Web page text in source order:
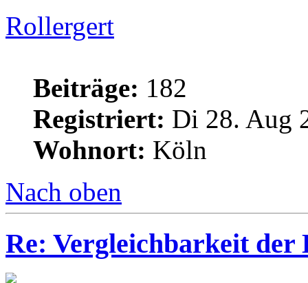
Rollergert
Beiträge: 182
Registriert: Di 28. Aug
Wohnort: Köln
Nach oben
Re: Vergleichbarkeit der